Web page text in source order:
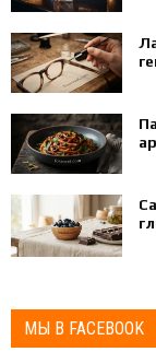
МЫ В FACEBOOK